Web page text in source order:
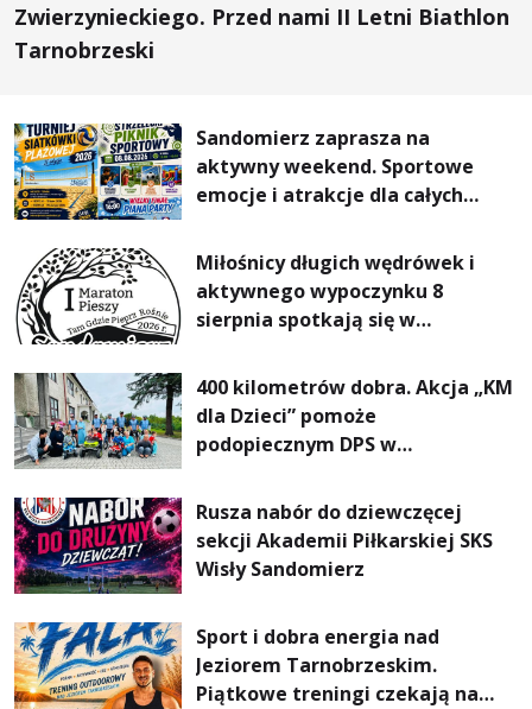
Zwierzynieckiego. Przed nami II Letni Biathlon
Tarnobrzeski
Sandomierz zaprasza na
aktywny weekend. Sportowe
emocje i atrakcje dla całych
Miłośnicy długich wędrówek i
aktywnego wypoczynku 8
sierpnia spotkają się w
Pieszym „Tam Gdzie Pieprz
Rośnie”
400 kilometrów dobra. Akcja „KM
dla Dzieci” pomoże
podopiecznym DPS w
Rusza nabór do dziewczęcej
sekcji Akademii Piłkarskiej SKS
Wisły Sandomierz
Sport i dobra energia nad
Jeziorem Tarnobrzeskim.
Piątkowe treningi czekają na